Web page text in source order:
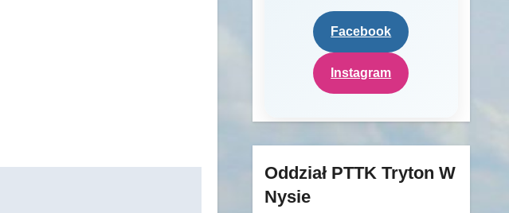
Facebook
Instagram
Oddział PTTK Tryton W
Nysie